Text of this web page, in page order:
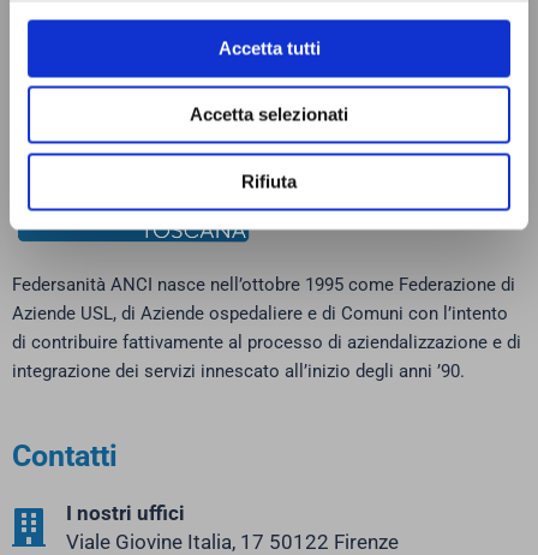
Accetta tutti
Accetta selezionati
Rifiuta
Federsanità ANCI nasce nell’ottobre 1995 come Federazione di
Aziende USL, di Aziende ospedaliere e di Comuni con l’intento
di contribuire fattivamente al processo di aziendalizzazione e di
integrazione dei servizi innescato all’inizio degli anni ’90.
Contatti
I nostri uffici
Viale Giovine Italia, 17 50122 Firenze